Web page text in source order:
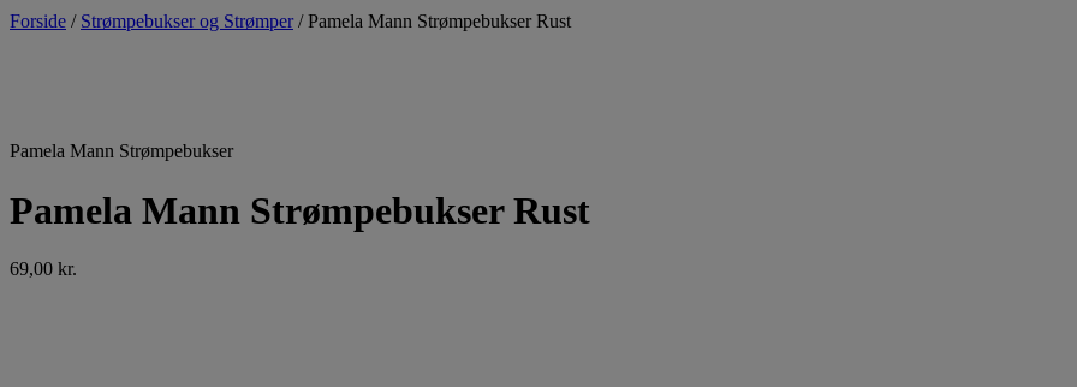
Forside / Strømpebukser og Strømper/Pamela Mann Strømpebukser Rust
Pamela Mann Strømpebukser
Pamela Mann Strømpebukser Rust
69,00 kr.